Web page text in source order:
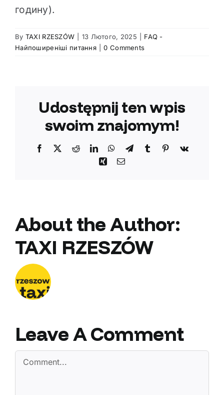
годину).
By TAXI RZESZÓW 13 Лютого, 2025
FAQ -
Найпоширеніші питання
0 Comments
Udostępnij ten wpis
swoim znajomym!
Facebook RedditLinkedInWhatsApp
TelegramTumblr Pinterest
Vk
XingEmail
About the Author:
TAXI RZESZÓW
Leave A Comment
Comment